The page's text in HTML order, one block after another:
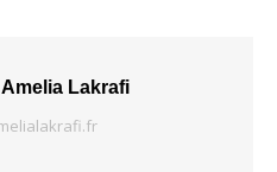
Amelia Lakrafi